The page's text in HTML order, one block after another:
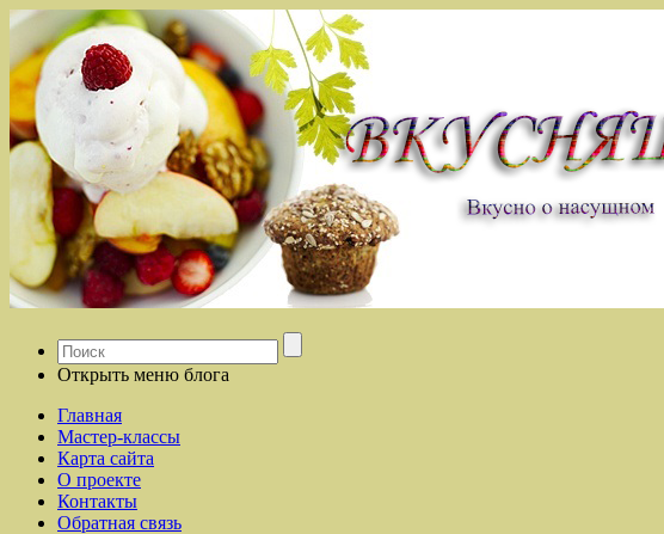
Открыть меню блога
Главная
Мастер-классы
Карта сайта
О проекте
Контакты
Обратная связь